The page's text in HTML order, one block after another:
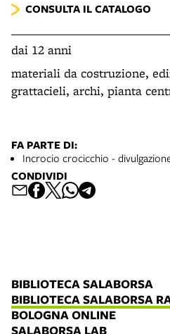
CONSULTA IL CATALOGO
dai 12 anni
materiali da costruzione,
grattacieli, archi, pianta
FA PARTE DI:
Incrocio crocicchio -
CONDIVIDI
BIBLIOTECA SALABORSA
BIBLIOTECA SALABORSA
BOLOGNA ONLINE
SALABORSA LAB